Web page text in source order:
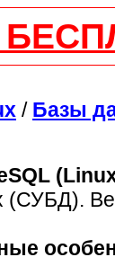
/ Базы
(СУБД).